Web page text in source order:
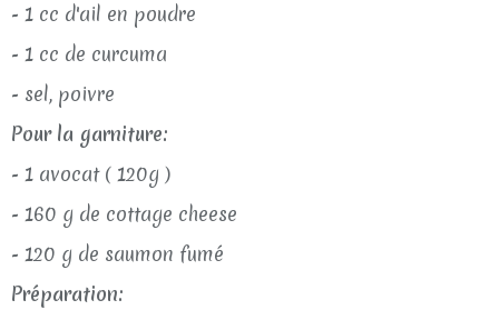
- 1 cc d'ail en poudre
- 1 cc de curcuma
- sel, poivre
Pour la garniture:
- 1 avocat ( 120g )
- 160 g de cottage cheese
- 120 g de saumon fumé
Préparation: